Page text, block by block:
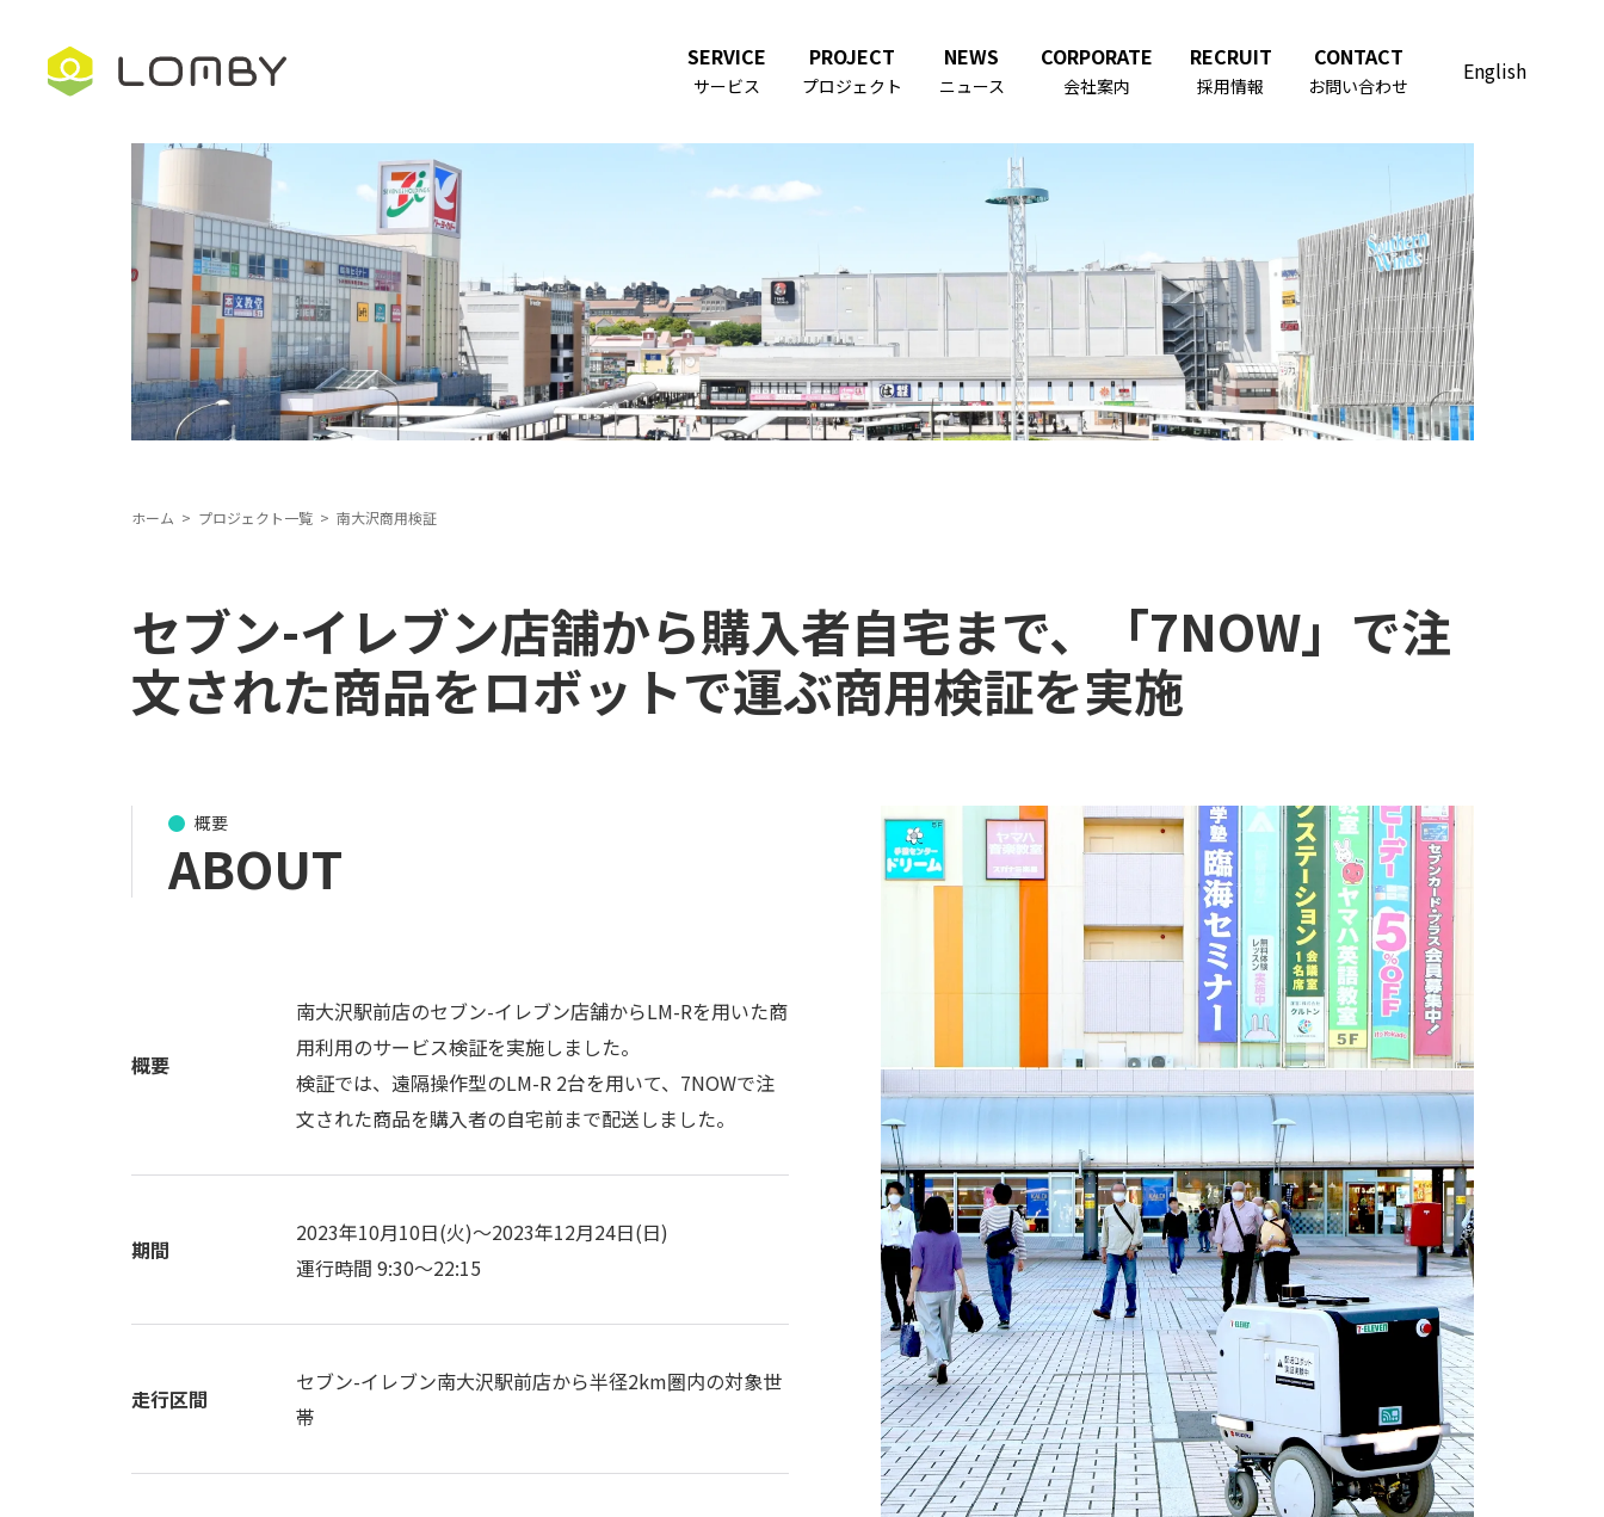
SERVICE
サービス
PROJECT
プロジェクト
NEWS
ニュース
CORPORATE
会社案内
RECRUIT
採用情報
CONTACT
お問い合わせ
English
ホーム プロジェクト一覧 南大沢商用検証
セブン-イレブン店舗から購入者自宅まで、「7NOW」で注
文された商品をロボットで運ぶ商用検証を実施
概要
ABOUT
概要
南大沢駅前店のセブン-イレブン店舗からLM-Rを用いた商
用利用のサービス検証を実施しました。
検証では、遠隔操作型のLM-R 2台を用いて、7NOWで注
文された商品を購入者の自宅前まで配送しました。
期間
2023年10月10日(火)～2023年12月24日(日)
運行時間 9:30～22:15
走行区間
セブン-イレブン南大沢駅前店から半径2km圏内の対象世
帯